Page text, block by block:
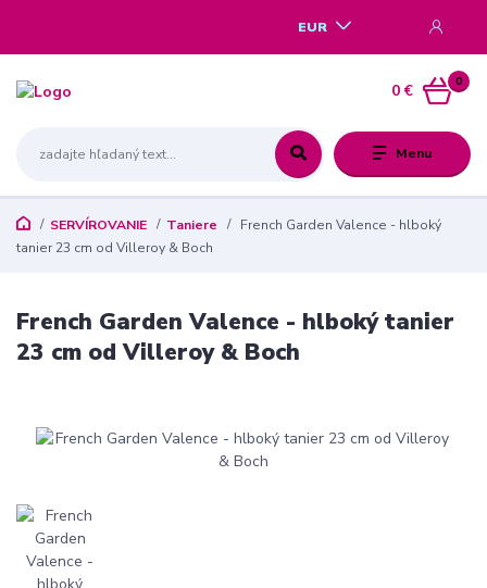
Menu
EUR
0
0 €
SERVÍROVANIE Taniere
French Garden Valence - hlboký
tanier 23 cm od Villeroy & Boch
French Garden Valence - hlboký tanier
23 cm od Villeroy & Boch